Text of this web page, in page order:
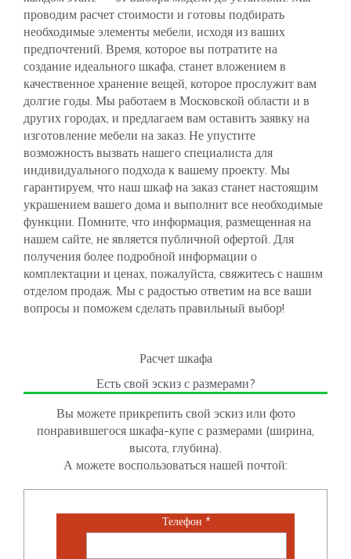
Заказать зеркало на фасад
Встрoенные решения для гостиной
Платяные шкафы для детской
Лофтовый стиль
Шкафы купе с фотопечатью
Шкафы до потолка
проводим расчет стоимости и готовы подбирать
необходимые элементы мебели, исходя из ваших
предпочтений. Время, которое вы потратите на
создание идеального шкафа, станет вложением в
качественное хранение вещей, которое прослужит вам
долгие годы. Мы работаем в Московской области и в
других городах, и предлагаем вам оставить заявку на
изготовление мебели на заказ. Не упустите
возможность вызвать нашего специалиста для
индивидуального подхода к вашему проекту. Мы
гарантируем, что наш шкаф на заказ станет настоящим
украшением вашего дома и выполнит все необходимые
функции. Помните, что информация, размещенная на
нашем сайте, не является публичной офертой. Для
получения более подробной информации о
комплектации и ценах, пожалуйста, свяжитесь с нашим
отделом продаж. Мы с радостью ответим на все ваши
вопросы и поможем сделать правильный выбор!
Расчет шкафа
Есть свой эскиз с размерами?
Вы можете прикрепить свой эскиз или фото
понравившегося шкафа-купе с размерами (ширина,
высота, глубина).
А можете воспользоваться нашей почтой:
Телефон *